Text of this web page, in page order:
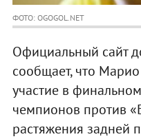
ФОТО: OGOGOL.NET
Официальный сайт
сообщает, что
участие в
чемпионов против
растяжения задней